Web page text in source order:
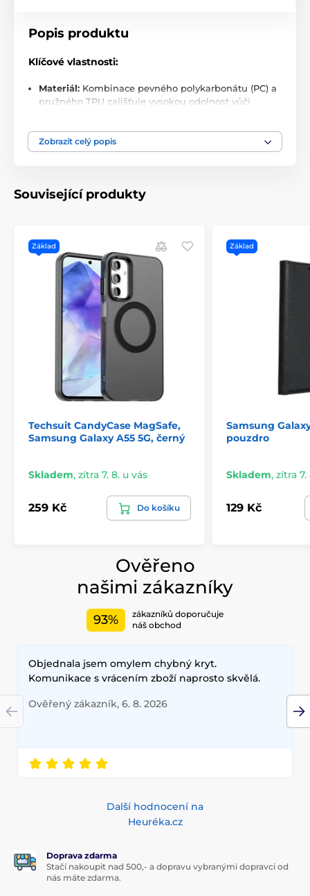
Popis produktu
Klíčové vlastnosti:
Materiál: Kombinace pevného polykarbonátu (PC) a
pružného TPU zajišťuje vysokou odolnost vůči
MagSafe kompatibilita:Integrovaný magnetický
kroužek s neodymovými magnety pro silné a přesné
zbytečného zvětšení objemu nebo hmotnosti
minimalizují přenos nárazů a chrání tělo telefonu
před mechanickým poškozením.
Bez kompromisů: Žádné kosmetické ani funkční
poškození – pouzdro je navrženo s důrazem na
detail a dlouhodobé používání.
Zobrazit celý popis
Související produkty
Základ
Techsuit CandyCase MagSafe,
Samsung Galaxy A55 5G, černý
Skladem, zítra 7. 8. u vás
259 Kč Do košíku
Základ
Samsung
pouzdro
Skladem, zítra 7.
129 Kč
Ověřeno
našimi zákazníky
93%
zákazníků doporučuje
náš obchod
Objednala jsem omylem chybný kryt.
Komunikace s vrácením zboží naprosto skvělá.
Ověřený zákazník, 6. 8. 2026
Další hodnocení na
Heuréka.cz
Doprava zdarma
Stačí nakoupit nad 500,- a dopravu vybranými dopravci od
nás máte zdarma.